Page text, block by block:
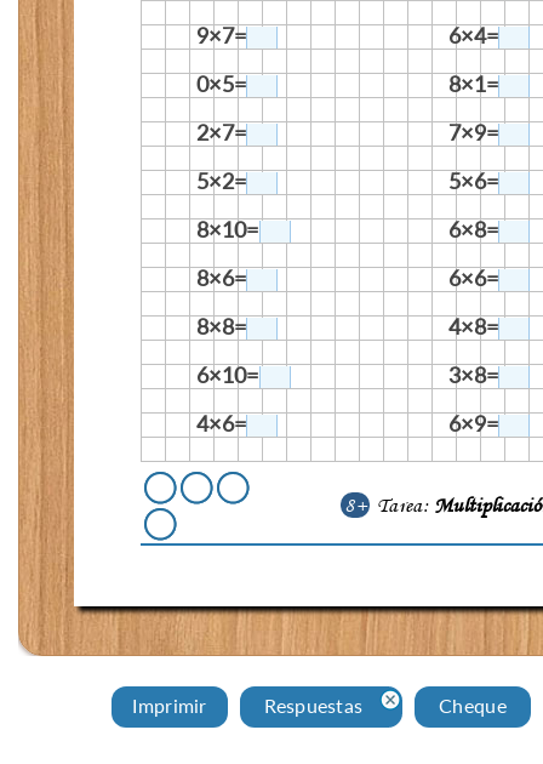
9×7=
6×4=
0×5=
8×1=
2×7=
7×9=
5×2=
5×6=
8×10=
6×8=
8×6=
6×6=
8×8=
4×8=
6×10=
3×8=
4×6=
6×9=
8+ Tarea:
Imprimir Respuestas Cheque